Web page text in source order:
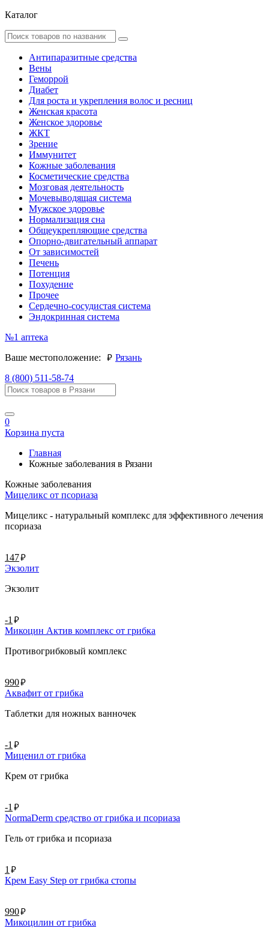
Каталог
Антипаразитные средства
Вены
Геморрой
Диабет
Для роста и укрепления волос и ресниц
Женская красота
Женское здоровье
ЖКТ
Зрение
Иммунитет
Кожные заболевания
Косметические средства
Мозговая деятельность
Мочевыводящая система
Мужское здоровье
Нормализация сна
Общеукрепляющие средства
Опорно-двигательный аппарат
От зависимостей
Печень
Потенция
Похудение
Прочее
Сердечно-сосудистая система
Эндокринная система
№1 аптека
Ваше местоположение:
руб. Рязань
8 (800) 511-58-74
0
Корзина пуста
Главная
Кожные заболевания в Рязани
Кожные заболевания
Мицеликс от псориаза
Мицеликс - натуральный комплекс для эффективного лечения
псориаза
147руб.
Экзолит
Экзолит
-1 руб.
Микоцин Актив комплекс от грибка
Противогрибковый комплекс
990руб.
Аквафит от грибка
Таблетки для ножных ванночек
-1 руб.
Миценил от грибка
Крем от грибка
-1 руб.
NormaDerm средство от грибка и псориаза
Гель от грибка и псориаза
1 руб.
Крем Easy Step от грибка стопы
990руб.
Микоцилин от грибка